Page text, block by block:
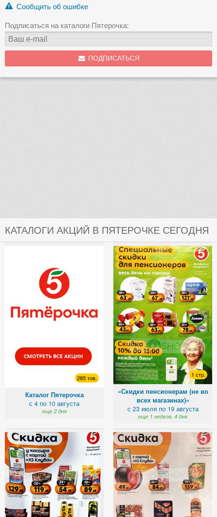
Сообщить об ошибке
Подписаться на каталоги Пятерочка:
ПОДПИСАТЬСЯ
КАТАЛОГИ АКЦИЙ В ПЯТЕРОЧКЕ СЕГОДНЯ
285 тов.
Каталог Пятерочка
с 4 по 10 августа
еще 2 дня
1 стр.
«Скидки пенсионерам (не во
всех магазинах)»
с 23 июля по 19 августа
еще 1 неделя, 4 дня